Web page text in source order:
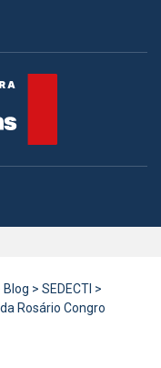
Blog > SEDECTI >
Rosário Congro